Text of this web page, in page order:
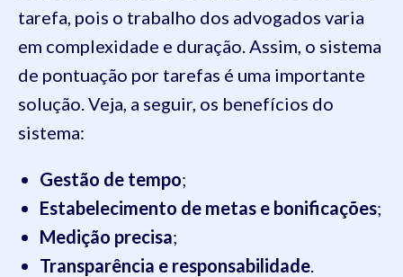
tarefa, pois o trabalho dos advogados varia
em complexidade e duração. Assim, o sistema
de pontuação por tarefas é uma importante
solução. Veja, a seguir, os benefícios do
sistema:
Gestão de tempo;
Estabelecimento de metas e bonificações;
Medição precisa;
Transparência e responsabilidade